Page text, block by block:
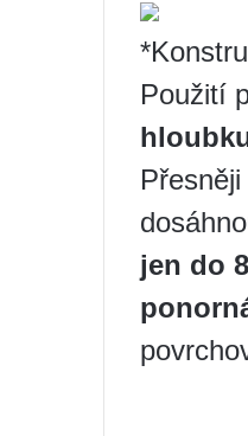
Použití
jen do